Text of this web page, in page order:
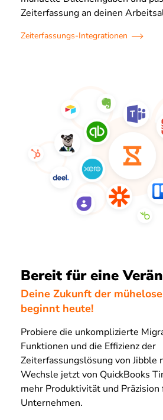
Zeiterfassung an deinen
Zeiterfassungs-Integrationen
Bereit für eine
Deine Zukunft der
beginnt heute!
Probiere die unkomplizierte
Funktionen und die Effizienz der
Zeiterfassungslösung von Jibble
Wechsle jetzt von QuickBooks
mehr Produktivität und Präzision
Unternehmen.